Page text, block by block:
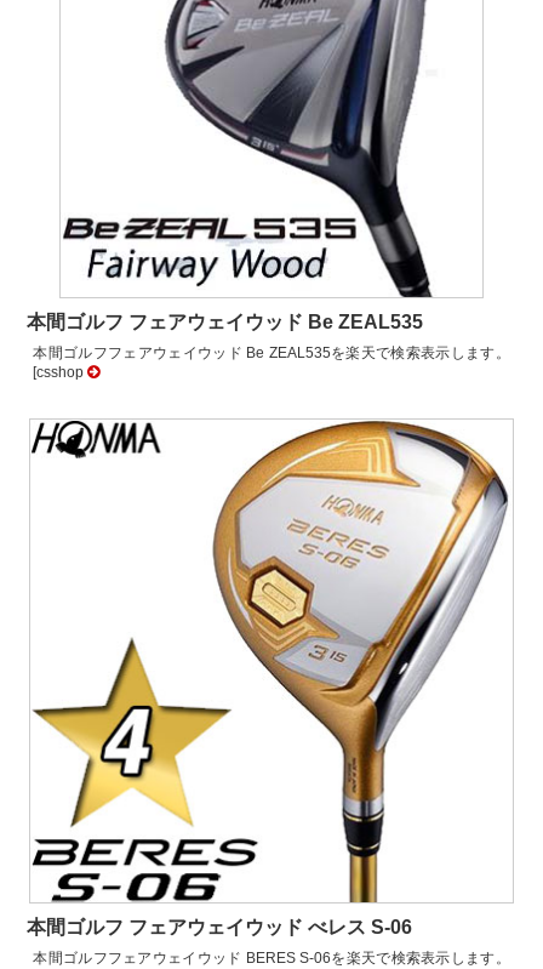
本間ゴルフ フェアウェイウッド Be ZEAL535
本間ゴルフフェアウェイウッド Be ZEAL535を楽天で検索表示します。
[csshop
本間ゴルフ フェアウェイウッド べレス S-06
本間ゴルフフェアウェイウッド BERES S-06を楽天で検索表示します。